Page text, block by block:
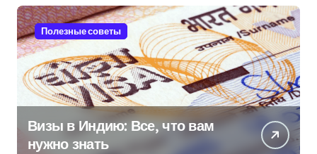
Полезные советы
Визы в Индию: Все, что вам
нужно знать